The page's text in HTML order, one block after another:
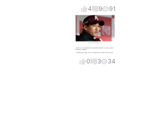
4 9 91
0 3 34